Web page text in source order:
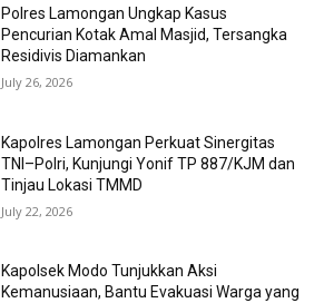
Polres Lamongan Ungkap Kasus
Pencurian Kotak Amal Masjid, Tersangka
Residivis Diamankan
July 26, 2026
Kapolres Lamongan Perkuat Sinergitas
TNI–Polri, Kunjungi Yonif TP 887/KJM dan
Tinjau Lokasi TMMD
July 22, 2026
Kapolsek Modo Tunjukkan Aksi
Kemanusiaan, Bantu Evakuasi Warga yang